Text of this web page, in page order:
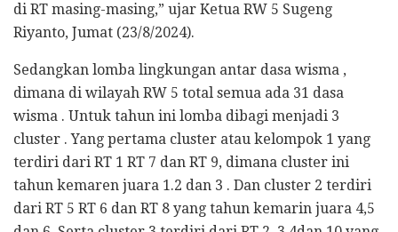
di RT masing-masing,” ujar Ketua RW 5 Sugeng
Riyanto, Jumat (23/8/2024).
Sedangkan lomba lingkungan antar dasa wisma ,
dimana di wilayah RW 5 total semua ada 31 dasa
wisma . Untuk tahun ini lomba dibagi menjadi 3
cluster . Yang pertama cluster atau kelompok 1 yang
terdiri dari RT 1 RT 7 dan RT 9, dimana cluster ini
tahun kemaren juara 1.2 dan 3 . Dan cluster 2 terdiri
dari RT 5 RT 6 dan RT 8 yang tahun kemarin juara 4,5